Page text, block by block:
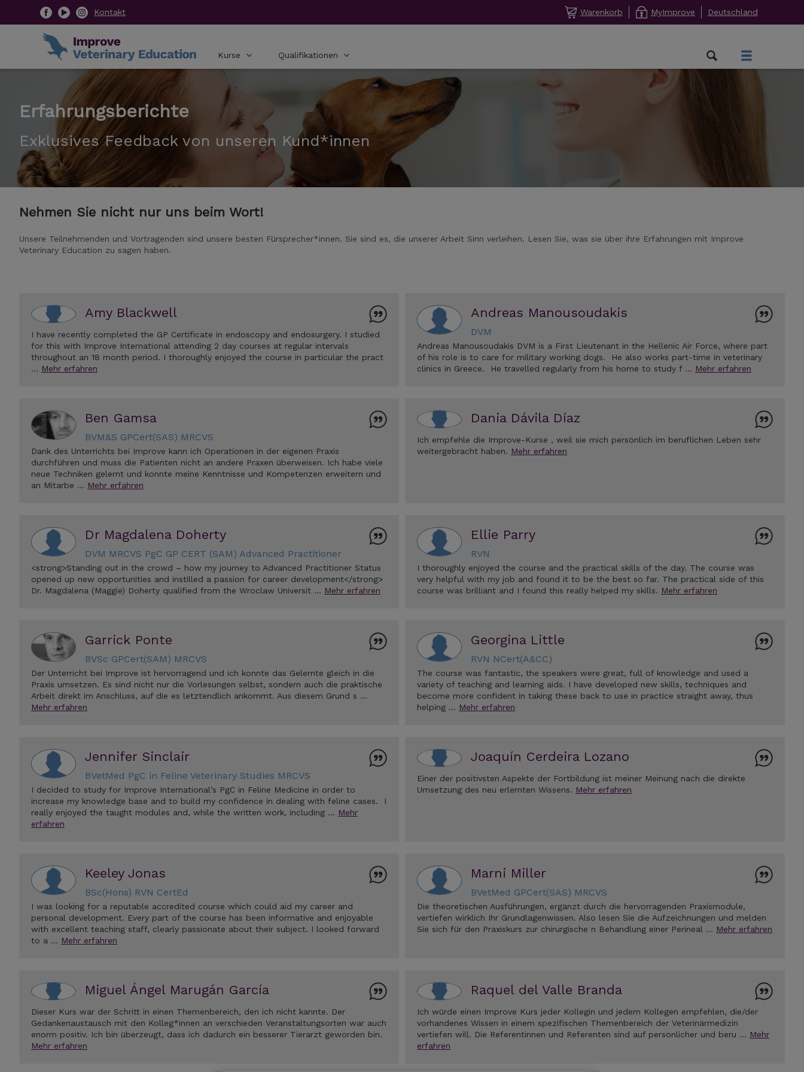
Kontakt Warenkorb MyImprove Deutschland
Kurse Qualifikationen
Erfahrungsberichte
Exklusives Feedback von unseren Kund*innen
Nehmen Sie nicht nur uns beim Wort!
Unsere Teilnehmenden und Vortragenden sind unsere besten Fürsprecher*innen. Sie sind es, die unserer Arbeit Sinn verleihen. Lesen Sie, was sie über ihre Erfahrungen mit Improve
Veterinary Education zu sagen haben.
Amy Blackwell
I have recently completed the GP Certificate in endoscopy and endosurgery. I studied
for this with Improve International attending 2 day courses at regular intervals
throughout an 18 month period. I thoroughly enjoyed the course in particular the pract
… Mehr erfahren
Andreas Manousoudakis
DVM
Andreas Manousoudakis DVM is a First Lieutenant in the Hellenic Air Force, where part
of his role is to care for military working dogs. He also works part-time in veterinary
clinics in Greece. He travelled regularly from his home to study f … Mehr erfahren
Ben Gamsa
BVM&S GPCert(SAS) MRCVS
Dank des Unterrichts bei Improve kann ich Operationen in der eigenen Praxis
durchführen und muss die Patienten nicht an andere Praxen überweisen. Ich habe viele
neue Techniken gelernt und konnte meine Kenntnisse und Kompetenzen erweitern und
an Mitarbe … Mehr erfahren
Dania Dávila Díaz
Ich empfehle die Improve-Kurse , weil sie mich persönlich im beruflichen Leben sehr
weitergebracht haben. Mehr erfahren
Dr Magdalena Doherty
DVM MRCVS PgC GP CERT (SAM) Advanced Practitioner
<strong>Standing out in the crowd – how my journey to Advanced Practitioner Status
opened up new opportunities and instilled a passion for career development</strong>
Dr. Magdalena (Maggie) Doherty qualified from the Wroclaw Universit … Mehr erfahren
Ellie Parry
RVN
I thoroughly enjoyed the course and the practical skills of the day. The course was
very helpful with my job and found it to be the best so far. The practical side of this
course was brilliant and I found this really helped my skills. Mehr erfahren
Garrick Ponte
BVSc GPCert(SAM) MRCVS
Der Unterricht bei Improve ist hervorragend und ich konnte das Gelernte gleich in die
Praxis umsetzen. Es sind nicht nur die Vorlesungen selbst, sondern auch die praktische
Arbeit direkt im Anschluss, auf die es letztendlich ankommt. Aus diesem Grund s …
Mehr erfahren
Georgina Little
RVN NCert(A&CC)
The course was fantastic, the speakers were great, full of knowledge and used a
variety of teaching and learning aids. I have developed new skills, techniques and
become more confident in taking these back to use in practice straight away, thus
helping … Mehr erfahren
Jennifer Sinclair
BVetMed PgC in Feline Veterinary Studies MRCVS
I decided to study for Improve International’s PgC in Feline Medicine in order to
increase my knowledge base and to build my confidence in dealing with feline cases. I
really enjoyed the taught modules and, while the written work, including … Mehr
erfahren
Joaquín Cerdeira Lozano
Einer der positivsten Aspekte der Fortbildung ist meiner Meinung nach die direkte
Umsetzung des neu erlernten Wissens. Mehr erfahren
Keeley Jonas
BSc(Hons) RVN CertEd
I was looking for a reputable accredited course which could aid my career and
personal development. Every part of the course has been informative and enjoyable
with excellent teaching staff, clearly passionate about their subject. I looked forward
to a … Mehr erfahren
Marni Miller
BVetMed GPCert(SAS) MRCVS
Die theoretischen Ausführungen, ergänzt durch die hervorragenden Praxismodule,
vertiefen wirklich Ihr Grundlagenwissen. Also lesen Sie die Aufzeichnungen und melden
Sie sich für den Praxiskurs zur chirurgische n Behandlung einer Perineal … Mehr erfahren
Miguel Ángel Marugán García
Dieser Kurs war der Schritt in einen Themenbereich, den ich nicht kannte. Der
Gedankenaustausch mit den Kolleg*innen an verschieden Veranstaltungsorten war auch
enorm positiv. Ich bin überzeugt, dass ich dadurch ein besserer Tierarzt geworden bin.
Mehr erfahren
Raquel del Valle Branda
Ich würde einen Improve Kurs jeder Kollegin und jedem Kollegen empfehlen, die/der
vorhandenes Wissen in einem spezifischen Themenbereich der Veterinärmedizin
vertiefen will. Die Referentinnen und Referenten sind auf persönlicher und beru … Mehr
erfahren